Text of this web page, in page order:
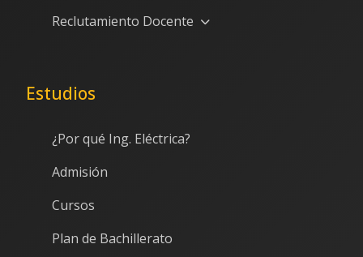
Reclutamiento Docente
Estudios
¿Por qué Ing. Eléctrica?
Admisión
Cursos
Plan de Bachillerato